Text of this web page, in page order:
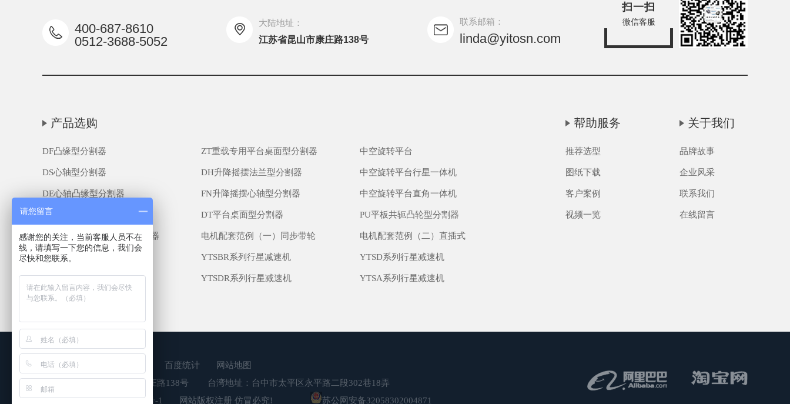
400-687-8610
0512-3688-5052
大陆地址：
江苏省昆山市康庄路138号
联系邮箱：
linda@yitosn.com
扫一扫
微信客服
产品选购
DF凸缘型分割器 ZT重载专用平台桌面型分割器 中空旋转平台
DS心轴型分割器 DH升降摇摆法兰型分割器 中空旋转平台行星一体机
DE心轴凸缘型分割器 FN升降摇摆心轴型分割器 中空旋转平台直角一体机
DA超薄平台桌面型分割器 DT平台桌面型分割器 PU平板共轭凸轮型分割器
FH高速升降心轴合并型分割器 电机配套范例（一）同步带轮 电机配套范例（二）直插式
YTSB系列行星减速机 YTSBR系列行星减速机 YTSD系列行星减速机
YTSDR系列行星减速机机 YTSDR系列行星减速机 YTSA系列行星减速机
帮助服务
推荐选型
图纸下载
客户案例
视频一览
关于我们
品牌故事
企业风采
联系我们
在线留言
樱田鑫自动化科技有限公司 百度统计
网站地图
大陆地址：江苏省昆山市康庄路138号
台湾地址：台中市太平区永平路二段302巷18弄
备案号：苏ICP备17063663号-1 网站版权注册 仿冒必究! 苏公网安备32058302004871
请您留言
感谢您的关注，当前客服人员不在
线，请填写一下您的信息，我们会
尽快和您联系。